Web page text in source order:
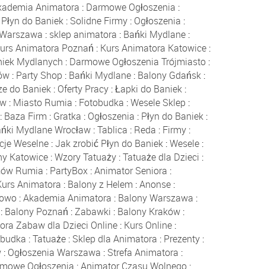
Animatora : Darmowe Ogłoszenia :
Płyn do Baniek: Solidne Firmy: Ogłoszenia :
: sklep animatora : Bańki Mydlane :
Animatora Poznań : Kurs Animatora Katowice :
Mydlanych : Darmowe Ogłoszenia Trójmiasto:
: Party Shop : Bańki Mydlane : Balony Gdańsk :
do Baniek : Oferty Pracy :Łapki do Baniek :
: Miasto Rumia : Fotobudka :Wesele Sklep :
Baza Firm : Gratka : Ogłoszenia : Płyn do Baniek:
Mydlane Wrocław:Tablica : Reda : Firmy:
Weselne :Jak zrobić Płyn do Baniek :Wesele :
Katowice:Wzory Tatuaży:Tatuaże dla Dzieci :
Rumia : PartyBox:Animator Seniora :
Animatora : Balony z Helem :Anonse :
:Akademia Animatora : Balony Warszawa :
: Balony Poznań :Zabawki : Balony Kraków :
Zabaw dla Dzieci Online : Kurs Online :
:Tatuaże : Sklep dla Animatora : Prezenty :
: Ogłoszenia Warszawa : Strefa Animatora :
Ogłoszenia :Animator Czasu Wolnego :